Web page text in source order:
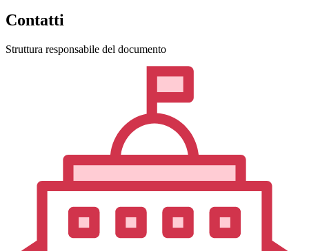
Contatti
Struttura responsabile del documento